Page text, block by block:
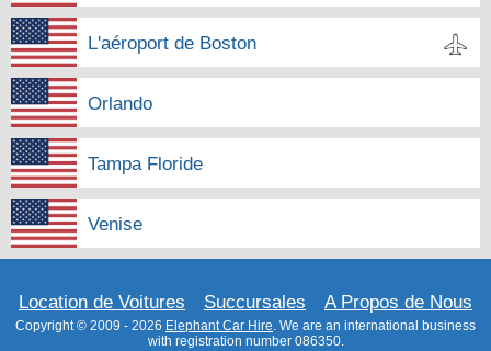
L'aéroport de Boston
Orlando
Tampa Floride
Venise
Location de Voitures Succursales A Propos de Nous
Copyright © 2009 - 2026 Elephant Car Hire . We are an international business
with registration number 086350.